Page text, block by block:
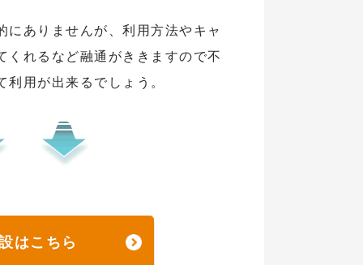
ありませんが、利用方法やキャ
くれるなど融通がききますので不
用が出来るでしょう。
はこちら